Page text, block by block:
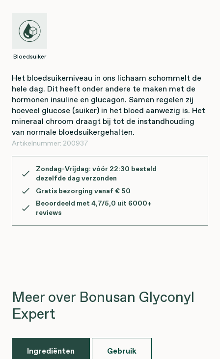
Bloedsuiker
Het bloedsuikerniveau in ons lichaam schommelt de
hele dag. Dit heeft onder andere te maken met de
hormonen insuline en glucagon. Samen regelen zij
hoeveel glucose (suiker) in het bloed aanwezig is. Het
mineraal chroom draagt bij tot de instandhouding
van normale bloedsuikergehalten.
Artikelnummer: 200937
Zondag-Vrijdag: vóór 22:30 besteld
dezelfde dag verzonden
Gratis bezorging vanaf € 50
Beoordeeld met 4,7/5,0 uit 6000+
reviews
Meer over Bonusan Glyconyl
Expert
Ingrediënten Gebruik